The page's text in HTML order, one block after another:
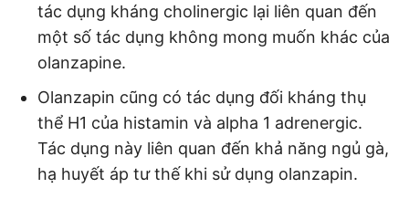
tác dụng kháng cholinergic lại liên quan đến
một số tác dụng không mong muốn khác của
olanzapine.
Olanzapin cũng có tác dụng đối kháng thụ
thể H1 của histamin và alpha 1 adrenergic.
Tác dụng này liên quan đến khả năng ngủ gà,
hạ huyết áp tư thế khi sử dụng olanzapin.